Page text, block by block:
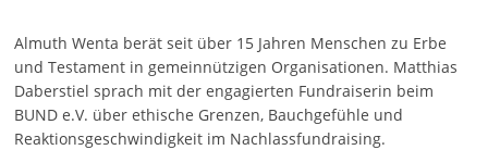
|
S
p
e
Almuth Wenta berät seit über 15 Jahren Menschen zu Erbe
und Testament in gemeinnützigen Organisationen. Matthias
Daberstiel sprach mit der engagierten Fund­raiserin beim
BUND e.V. über ethische Grenzen, Bauchgefühle und
Reaktionsgeschwindigkeit im Nachlassfundraising.